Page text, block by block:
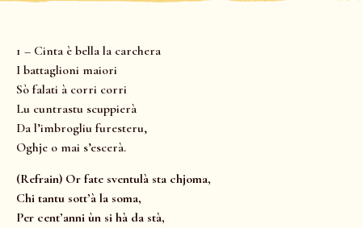
1 – Cinta è bella la carchera
I battaglioni maiori
Sò falati à corri corri
Lu cuntrastu scuppierà
Da l’imbrogliu furesteru,
Oghje o mai s’escerà.
(Refrain) Or fate sventulà sta chjoma,
Chi tantu sott’à la soma,
Per cent’anni ùn si hà da stà,